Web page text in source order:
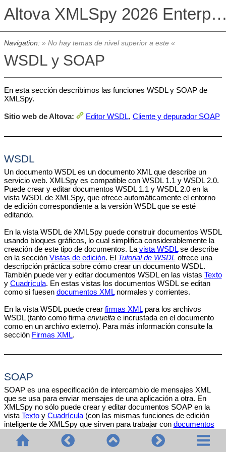
Altova XMLSpy 2026
Navigation: » No hay temas de nivel superior a este «
WSDL y SOAP
En esta sección describimos las funciones WSDL y SOAP de
XMLSpy.
Sitio web de Altova: Editor WSDL, Cliente y depurador SOAP
WSDL
Un documento WSDL es un documento XML que describe un
servicio web. XMLSpy es compatible con WSDL 1.1 y WSDL 2.0.
Puede crear y editar documentos WSDL 1.1 y WSDL 2.0 en la
vista WSDL de XMLSpy, que ofrece automáticamente el entorno
de edición correspondiente a la versión WSDL que se esté
editando.
En la vista WSDL de XMLSpy puede construir documentos WSDL
usando bloques gráficos, lo cual simplifica considerablemente la
creación de este tipo de documentos. La vista WSDLse describe
en la sección Vistas de edición. El Tutorial de WSDL ofrece una
descripción práctica sobre cómo crear un documento WSDL.
También puede ver y editar documentos WSDL en las vistas Texto
y Cuadrícula. En estas vistas los documentos WSDL se editan
como si fuesen documentos XMLnormales y corrientes.
En la vista WSDL puede crear firmas XMLpara los archivos
WSDL (tanto como firma envueltae incrustada en el documento
como en un archivo externo). Para más información consulte la
sección Firmas XML.
SOAP
SOAP es una especificación de intercambio de mensajes XML
que se usa para enviar mensajes de una aplicación a otra. En
XMLSpy no sólo puede crear y editar documentos SOAP en la
vista Textoy Cuadrícula(con las mismas funciones de edición
inteligente de XMLSpy que sirven para trabajar con documentos
). También puede generar un archivo de solicitud SOAP a
partir de un archivo WSDL. El
Tutorial de WSDLdescribe cómo se
genera una solicitud SOAP a partir de un archivo WSDL. XMLSpy